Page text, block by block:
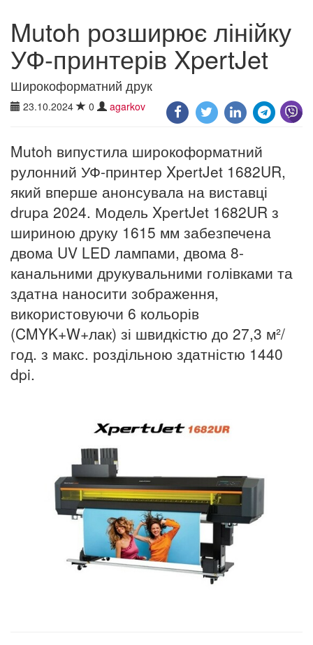
Mutoh розширює лінійку
УФ-принтерів XpertJet
Широкоформатний друк
23.10.2024 0 agarkov
Mutoh випустила широкоформатний
рулонний УФ-принтер XpertJet 1682UR,
який вперше анонсувала на виставці
drupa 2024. Модель XpertJet 1682UR з
шириною друку 1615 мм забезпечена
двома UV LED лампами, двома 8-
канальними друкувальними голівками та
здатна наносити зображення,
використовуючи 6 кольорів
(CMYK+W+лак) зі швидкістю до 27,3 м²/
год. з макс. роздільною здатністю 1440
dpi.